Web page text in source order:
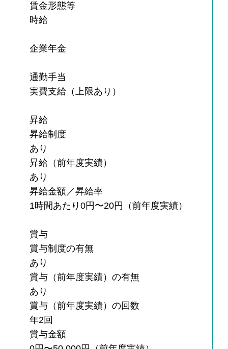
賃金形態等
時給
企業年金
通勤手当
実費支給（上限あり）
昇給
昇給制度
あり
昇給（前年度実績）
あり
昇給金額／昇給率
1時間あたり0円〜20円（前年度実績）
賞与
賞与制度の有無
あり
賞与（前年度実績）の有無
あり
賞与（前年度実績）の回数
年2回
賞与金額